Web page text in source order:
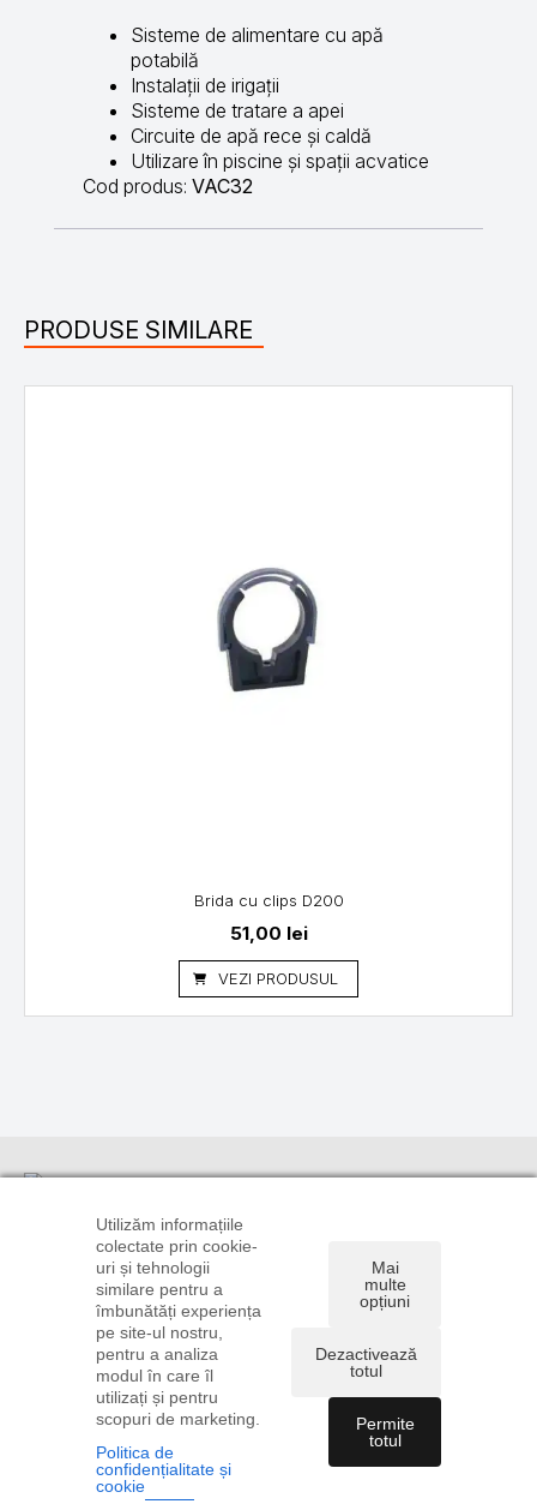
Sisteme de alimentare cu apă
potabilă
Instalații de irigații
Sisteme de tratare a apei
Circuite de apă rece și caldă
Utilizare în piscine și spații acvatice
Cod produs: VAC32
PRODUSE SIMILARE
Brida cu clips D200
51,00 lei
VEZI PRODUSUL
0720 106
0722 585
comenzi@instalatiionline.ro
Informații
TRANSPORT
ȘI PLATĂ
POLITICA DE
CONFIDENȚIALITATE
ȘI COOKIE
TERMENI ȘI
CONDIȚII
Suport
DE RETUR
Linkuri utile
COMENZI
PAROLĂ
Copyright © 2026Acva Plan Sisteme SRL
Utilizăm informațiile
colectate prin cookie-
uri și tehnologii
similare pentru a
îmbunătăți experiența
pe site-ul nostru,
pentru a analiza
modul în care îl
utilizați și pentru
scopuri de marketing.
Politica de
confidențialitate și
cookie
Mai
multe
opțiuni
Dezactivează
totul
Permite
totul